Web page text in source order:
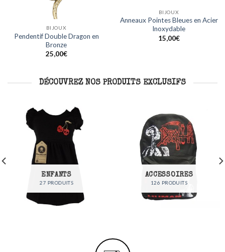
BIJOUX
Anneaux Acier Ligne Bleue en
Acier Inoxydable
15,00€
BIJOUX
Anneaux Noirs Design Crâne en
Acier Inoxydable
15,00€
DÉCOUVREZ NOS PRODUITS EXCLUSIFS
ENFANTS
27 PRODUITS
ACCESSOIRES
126 PRODUITS